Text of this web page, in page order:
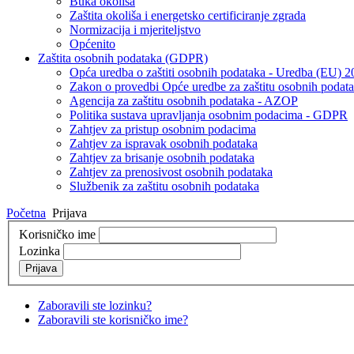
Zaštita okoliša i energetsko certificiranje zgrada
Normizacija i mjeriteljstvo
Općenito
Zaštita osobnih podataka (GDPR)
Opća uredba o zaštiti osobnih podataka - Uredba (EU)
Zakon o provedbi Opće uredbe za zaštitu osobnih
Agencija za zaštitu osobnih podataka - AZOP
Politika sustava upravljanja osobnim podacima - GDPR
Zahtjev za pristup osobnim podacima
Zahtjev za ispravak osobnih podataka
Zahtjev za brisanje osobnih podataka
Zahtjev za prenosivost osobnih podataka
Službenik za zaštitu osobnih podataka
Početna Prijava
Korisničko ime
Lozinka
Prijava
Zaboravili ste lozinku?
Zaboravili ste korisničko ime?